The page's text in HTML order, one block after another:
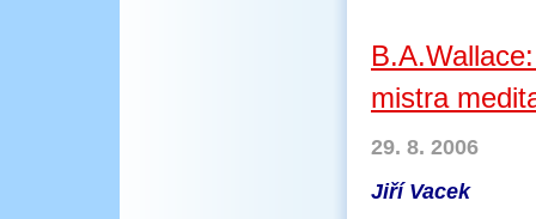
mistra
29. 8. 2006
Jiří Vacek